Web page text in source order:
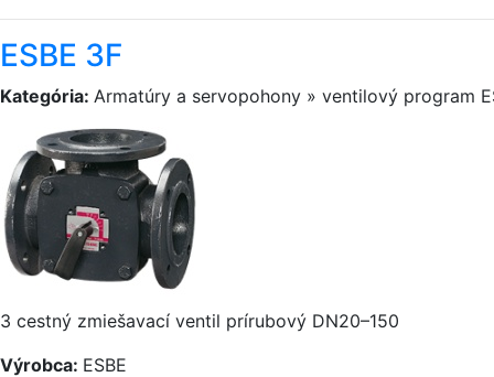
ESBE 3F
Kategória: Armatúry a servopohony » ventilový program
3 cestný zmiešavací ventil prírubový DN20–150
Výrobca: ESBE